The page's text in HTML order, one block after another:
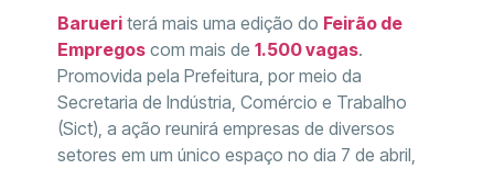
Barueri terá mais uma edição do Feirão de
Empregoscom mais de 1.500 vagas.
Promovida pela Prefeitura, por meio da
Secretaria de Indústria, Comércio e Trabalho
(Sict), a ação reunirá empresas de diversos
setores em um único espaço no dia 7 de abril,